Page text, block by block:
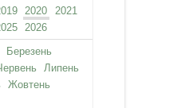
2020
2021
2026
Березень
Липень
Жовтень